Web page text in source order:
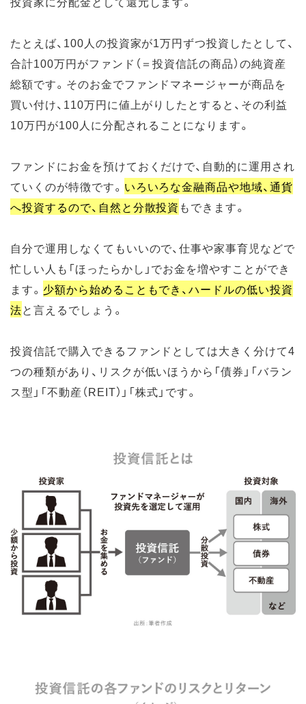
たとえば、100人の投資家が1万円ずつ投資したとして、
合計100万円がファンド（＝投資信託の商品）の純資産
総額です。そのお金でファンドマネージャーが商品を
買い付け、110万円に値上がりしたとすると、その利益
10万円が100人に分配されることになります。
ファンドにお金を預けておくだけで、自動的に運用され
ていくのが特徴です。 いろいろな金融商品や地域、通貨
へ投資するので、自然と分散投資 もできます。
自分で運用しなくてもいいので、仕事や家事育児などで
忙しい人も「ほったらかし」でお金を増やすことができ
ます。 少額から始めることもでき、ハードルの低い投資
法と言えるでしょう。
投資信託で購入できるファンドとしては大きく分けて4
つの種類があり、リスクが低いほうから「債券」「バラン
ス型」「不動産（REIT）」「株式」です。